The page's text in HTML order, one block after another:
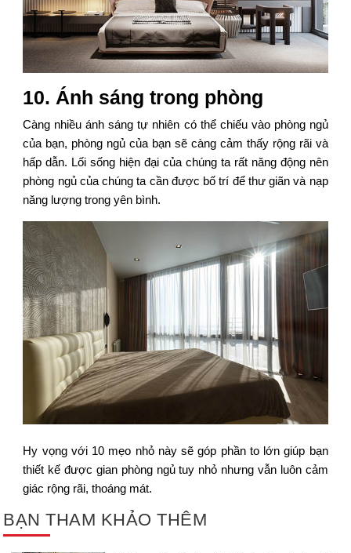
10. Ánh sáng trong phòng
Càng nhiều ánh sáng tự nhiên có thể chiếu vào phòng ngủ
của bạn, phòng ngủ của bạn sẽ càng cảm thấy rộng rãi và
hấp dẫn. Lối sống hiện đại của chúng ta rất năng động nên
phòng ngủ của chúng ta cần được bố trí để thư giãn và nạp
năng lượng trong yên bình.
Hy vọng với 10 mẹo nhỏ này sẽ góp phần to lớn giúp bạn
thiết kế được gian phòng ngủ tuy nhỏ nhưng vẫn luôn cảm
giác rộng rãi, thoáng mát.
BẠN THAM KHẢO THÊM